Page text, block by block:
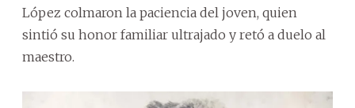
López colmaron la paciencia del joven, quien
sintió su honor familiar ultrajado y retó a duelo al
maestro.